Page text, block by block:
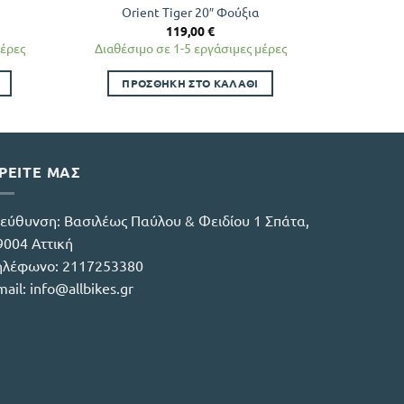
Orient Tiger 20″ Φούξια
119,00€
Διαθέσιμο σε 1-5 εργάσιμες μέρες
ΠΡΟΣΘΉΚΗ ΣΤΟ ΚΑΛΆΘΙ
ΜΑΣ
Βασιλέως Παύλου & Φειδίου 1 Σπάτα,
Αττική
2117253380
info@allbikes.gr